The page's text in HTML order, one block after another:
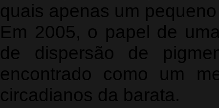
quais apenas um
Em 2005, o papel de
de dispersão de
encontrado como um
circadianos da barata.